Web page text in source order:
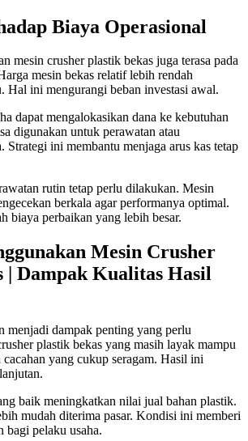
Biaya Operasional
mesin crusher plastik bekas juga terasa pada
mesin bekas relatif lebih rendah
Hal ini mengurangi beban investasi awal.
dapat mengalokasikan dana ke kebutuhan
digunakan untuk perawatan atau
Strategi ini membantu menjaga arus kas tetap
rutin tetap perlu dilakukan. Mesin
berkala agar performanya optimal.
biaya perbaikan yang lebih besar.
Mesin Crusher
| Dampak Kualitas Hasil
menjadi dampak penting yang perlu
plastik bekas yang masih layak mampu
yang cukup seragam. Hasil ini
baik meningkatkan nilai jual bahan plastik.
mudah diterima pasar. Kondisi ini memberi
bagi pelaku usaha.